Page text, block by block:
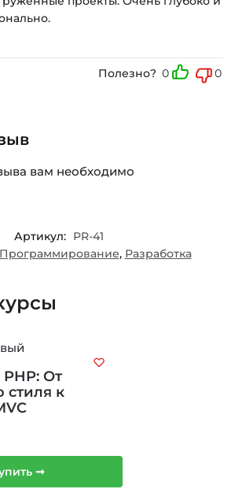
Полезно? 0 0
вам необходимо
Артикул: PR-41
Программирование, Разработка
От
стиля к
грн.➞